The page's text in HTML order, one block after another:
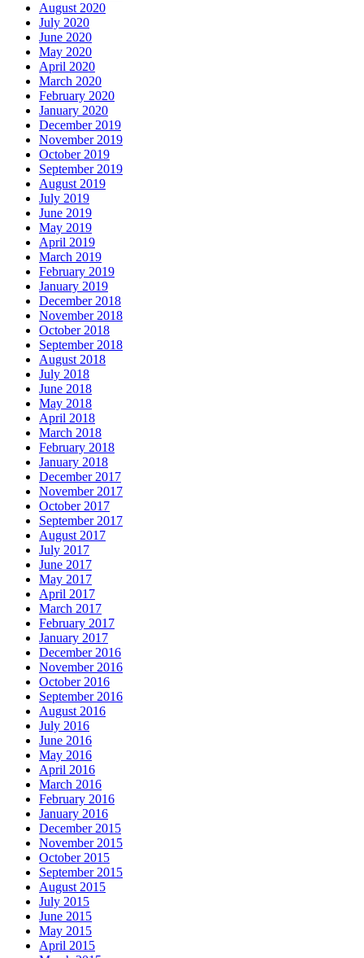
August 2020
July 2020
June 2020
May 2020
April 2020
March 2020
February 2020
January 2020
December 2019
November 2019
October 2019
September 2019
August 2019
July 2019
June 2019
May 2019
April 2019
March 2019
February 2019
January 2019
December 2018
November 2018
October 2018
September 2018
August 2018
July 2018
June 2018
May 2018
April 2018
March 2018
February 2018
January 2018
December 2017
November 2017
October 2017
September 2017
August 2017
July 2017
June 2017
May 2017
April 2017
March 2017
February 2017
January 2017
December 2016
November 2016
October 2016
September 2016
August 2016
July 2016
June 2016
May 2016
April 2016
March 2016
February 2016
January 2016
December 2015
November 2015
October 2015
September 2015
August 2015
July 2015
June 2015
May 2015
April 2015